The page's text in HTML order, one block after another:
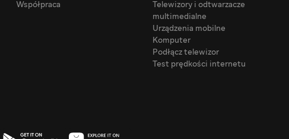
Współpraca
Telewizory i odtwarzacze
multimedialne
Urządzenia mobilne
Komputer
Podłącz telewizor
Test prędkości internetu